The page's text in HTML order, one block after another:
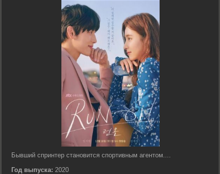
Бывший спринтер становится спортивным агентом....
Год выпуска: 2020